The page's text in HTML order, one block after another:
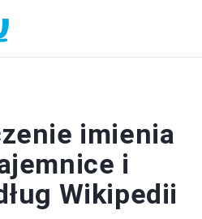
imienia
i
Wikipedii